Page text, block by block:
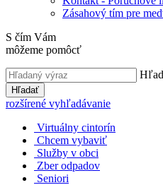
Zásahový tím pre
S čím Vám
môžeme pomôcť
Hľadať
rozšírené vyhľadávanie
Virtuálny cintorín
Chcem vybaviť
Služby v obci
Zber odpadov
Seniori